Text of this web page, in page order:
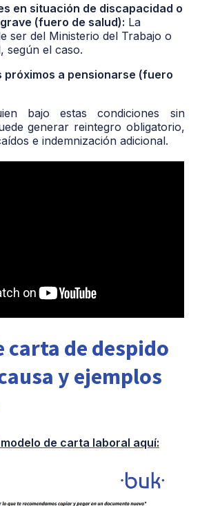
en situación de discapacidad o
(fuero de salud): La
ser del Ministerio del Trabajo o
según el caso.
próximos a pensionarse (fuero
bajo estas condiciones sin
generar reintegro obligatorio,
e indemnización adicional.
carta de despido
y ejemplos
de carta laboral aquí: